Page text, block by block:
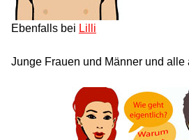
Ebenfalls bei Lilli
Junge Frauen und Männer und alle